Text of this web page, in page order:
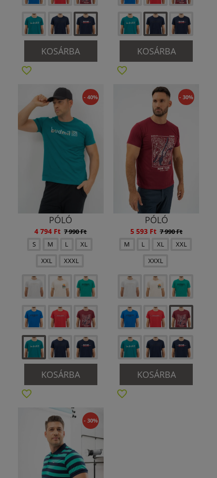
KOSÁRBA KOSÁRBA
- 40%
PÓLÓ
4 794 Ft 7 990 Ft
S
M L
XL
XXL
XXXL
KOSÁRBA
- 30%
PÓLÓ
5 593 Ft 7 990 Ft
M
L XL
XXL
XXXL
KOSÁRBA
- 30%